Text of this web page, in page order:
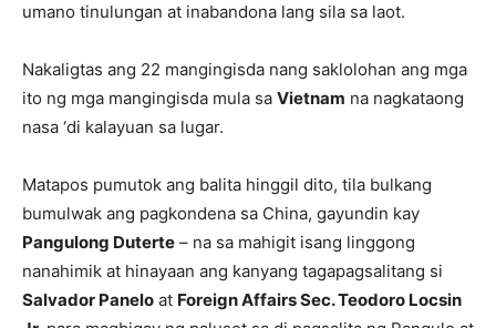
umano tinulungan at inabandona lang sila sa laot.
Nakaligtas ang 22 mangingisda nang saklolohan ang mga
ito ng mga mangingisda mula sa Vietnam na nagkataong
nasa ‘di kalayuan sa lugar.
Matapos pumutok ang balita hinggil dito, tila bulkang
bumulwak ang pagkondena sa China, gayundin kay
Pangulong Duterte – na sa mahigit isang linggong
nanahimik at hinayaan ang kanyang tagapagsalitang si
Salvador Panelo at Foreign Affairs Sec. Teodoro Locsin